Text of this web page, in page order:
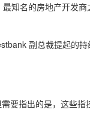
知名的房地产开发商
副总裁提起的
要指出的是，这些指